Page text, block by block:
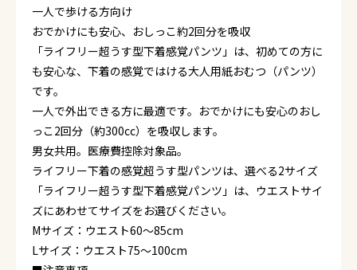
一人で歩ける方向け
おでかけにも安心、おしっこ約2回分を吸収
「ライフリー超うす型下着感覚パンツ」は、初めての方に
も安心な、下着の感覚ではける大人用紙おむつ（パンツ）
です。
一人で外出できる方に最適です。おでかけにも安心のおし
っこ2回分（約300cc）を吸収します。
男女共用。医療費控除対象品。
ライフリー下着の感覚超うす型パンツは、選べる2サイズ
「ライフリー超うす型下着感覚パンツ」は、ウエストサイ
ズにあわせてサイズをお選びください。
Mサイズ：ウエスト60～85cm
Lサイズ：ウエスト75～100cm